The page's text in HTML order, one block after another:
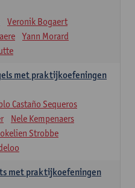
Veronik Bogaert
Yann Morard
met praktijkoefeningen
Castaño Sequeros
Nele Kempenaers
Strobbe
met praktijkoefeningen